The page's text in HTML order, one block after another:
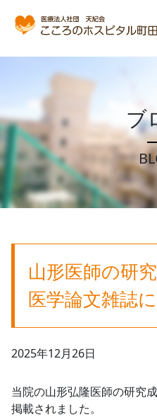
ブ
山形医師の研
医学論文雑誌
2025年12月26日
当院の山形弘隆医師の研究
掲載されました。